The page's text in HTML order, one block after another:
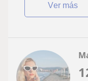
ver más